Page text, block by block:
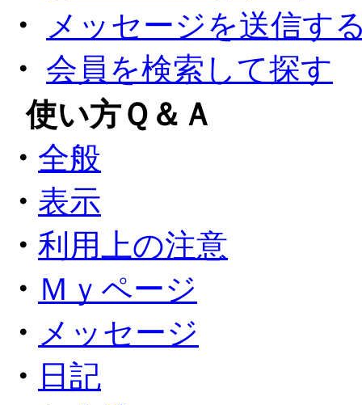
・
メッセージを送信す
・ 会員を検索して探す
●使い方Ｑ＆Ａ
・ 全般
・ 表示
・ 利用上の注意
・ Ｍｙページ
・ メッセージ
・ 日記